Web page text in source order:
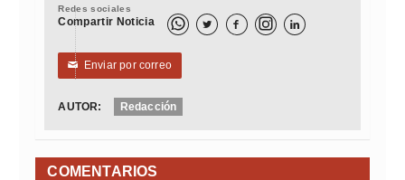
Redes sociales
Compartir Noticia   
✉ Enviar por correo
AUTOR: Redacción
COMENTARIOS